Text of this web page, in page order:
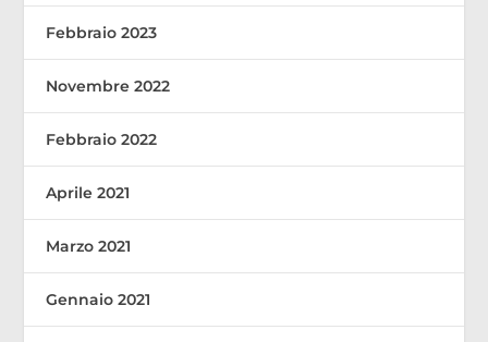
Febbraio 2023
Novembre 2022
Febbraio 2022
Aprile 2021
Marzo 2021
Gennaio 2021